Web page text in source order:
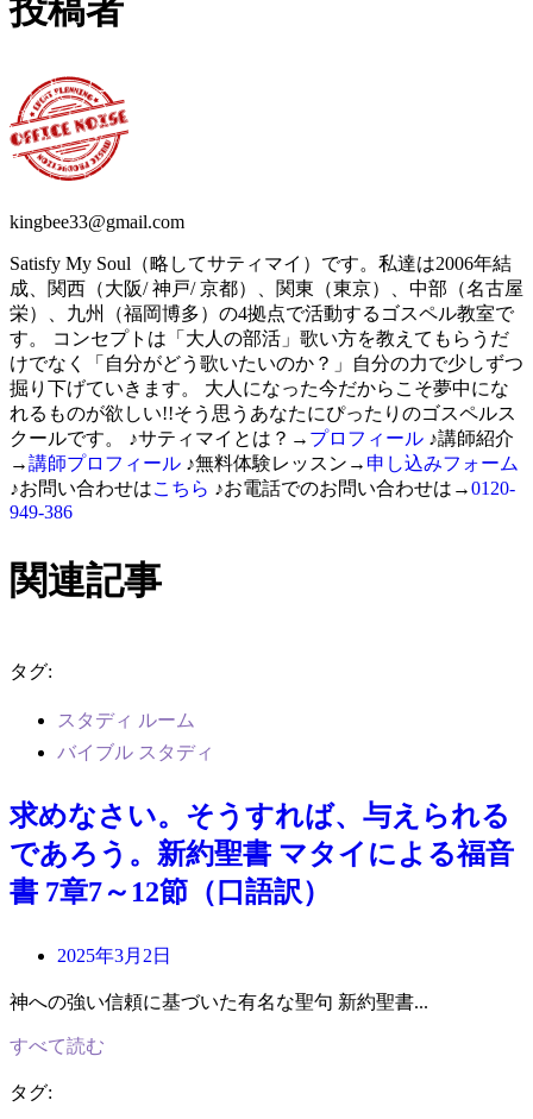
投稿者
kingbee33@gmail.com
Satisfy My Soul（略してサティマイ）です。私達は2006年結
成、関西（大阪/ 神戸/ 京都）、関東（東京）、中部（名古屋
栄）、九州（福岡博多）の4拠点で活動するゴスペル教室で
す。 コンセプトは「大人の部活」歌い方を教えてもらうだ
けでなく「自分がどう歌いたいのか？」自分の力で少しずつ
掘り下げていきます。 大人になった今だからこそ夢中にな
れるものが欲しい!!そう思うあなたにぴったりのゴスペルス
クールです。 ♪サティマイとは？→ プロフィール ♪講師紹介
→講師プロフィール ♪無料体験レッスン→ 申し込みフォーム
♪お問い合わせはこちら ♪お電話でのお問い合わせは→0120-
949-386
関連記事
タグ:
スタディ ルーム
バイブル スタディ
求めなさい。そうすれば、与えられる
であろう。新約聖書 マタイによる福音
書 7章7～12節（口語訳）
2025年3月2日
神への強い信頼に基づいた有名な聖句 新約聖書...
すべて読む
タグ: